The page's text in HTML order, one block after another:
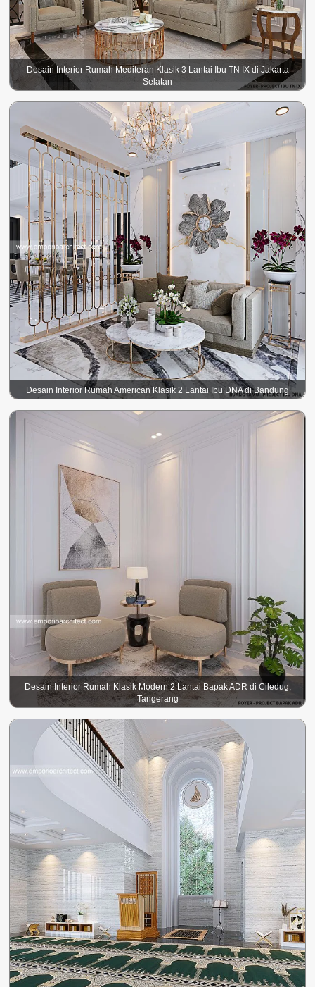
Desain Interior Rumah Mediteran Klasik 3 Lantai Ibu TN IX di Jakarta
Selatan
Desain Interior Rumah American Klasik 2 Lantai Ibu DNA di Bandung
Desain Interior Rumah Klasik Modern 2 Lantai Bapak ADR di Ciledug,
Tangerang